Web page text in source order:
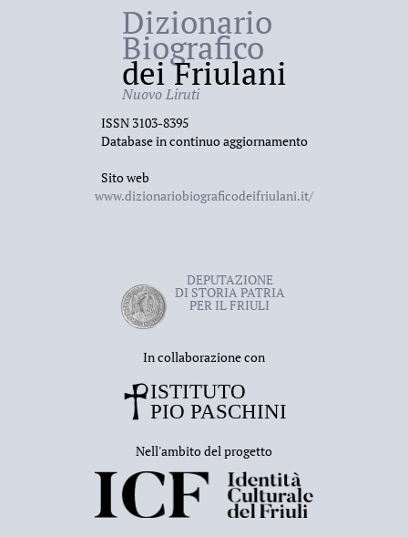
Dizionario
Biografico
dei Friulani
Nuovo Liruti
ISSN 3103-8395
Database in continuo aggiornamento
Sito web
www.dizionariobiograficodeifriulani.it/
DEPUTAZIONE
DI STORIA PATRIA
PER IL FRIULI
In collaborazione con
Nell'ambito del progetto